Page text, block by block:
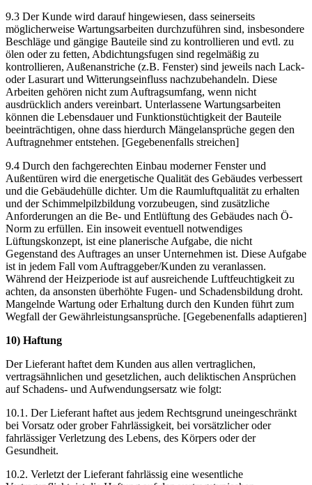
9.3 Der Kunde wird darauf hingewiesen, dass seinerseits
möglicherweise Wartungsarbeiten durchzuführen sind, insbesondere
Beschläge und gängige Bauteile sind zu kontrollieren und evtl. zu
ölen oder zu fetten, Abdichtungsfugen sind regelmäßig zu
kontrollieren, Außenanstriche (z.B. Fenster) sind jeweils nach Lack-
oder Lasurart und Witterungseinfluss nachzubehandeln. Diese
Arbeiten gehören nicht zum Auftragsumfang, wenn nicht
ausdrücklich anders vereinbart. Unterlassene Wartungsarbeiten
können die Lebensdauer und Funktionstüchtigkeit der Bauteile
beeinträchtigen, ohne dass hierdurch Mängelansprüche gegen den
Auftragnehmer entstehen. [Gegebenenfalls streichen]
9.4 Durch den fachgerechten Einbau moderner Fenster und
Außentüren wird die energetische Qualität des Gebäudes verbessert
und die Gebäudehülle dichter. Um die Raumluftqualität zu erhalten
und der Schimmelpilzbildung vorzubeugen, sind zusätzliche
Anforderungen an die Be- und Entlüftung des Gebäudes nach Ö-
Norm zu erfüllen. Ein insoweit eventuell notwendiges
Lüftungskonzept, ist eine planerische Aufgabe, die nicht
Gegenstand des Auftrages an unser Unternehmen ist. Diese Aufgabe
ist in jedem Fall vom Auftraggeber/Kunden zu veranlassen.
Während der Heizperiode ist auf ausreichende Luftfeuchtigkeit zu
achten, da ansonsten überhöhte Fugen- und Schadensbildung droht.
Mangelnde Wartung oder Erhaltung durch den Kunden führt zum
Wegfall der Gewährleistungsansprüche. [Gegebenenfalls adaptieren]
10) Haftung
Der Lieferant haftet dem Kunden aus allen vertraglichen,
vertragsähnlichen und gesetzlichen, auch deliktischen Ansprüchen
auf Schadens- und Aufwendungsersatz wie folgt:
10.1. Der Lieferant haftet aus jedem Rechtsgrund uneingeschränkt
bei Vorsatz oder grober Fahrlässigkeit, bei vorsätzlicher oder
fahrlässiger Verletzung des Lebens, des Körpers oder der
Gesundheit.
10.2. Verletzt der Lieferant fahrlässig eine wesentliche